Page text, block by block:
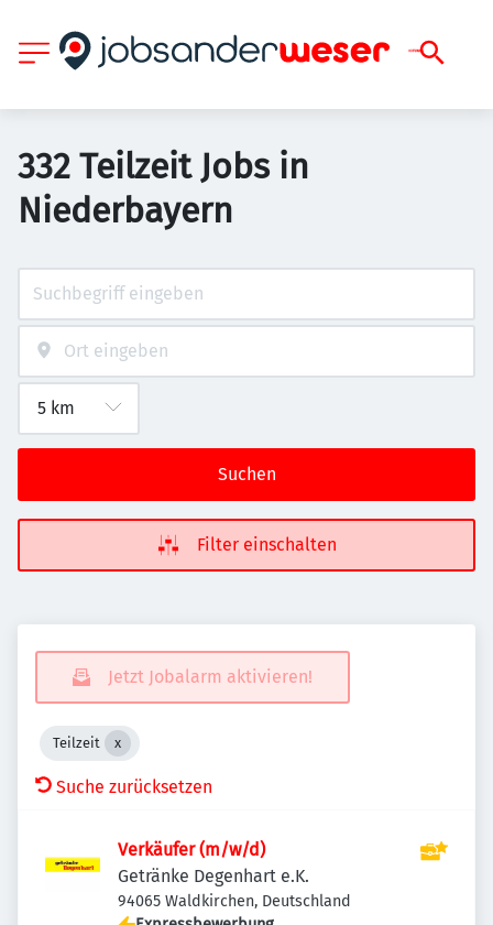
332 Teilzeit Jobs in
Niederbayern
Suchen
Filter einschalten
Jetzt Jobalarm aktivieren!
Teilzeit
Suche zurücksetzen
Verkäufer (m/w/d)
Getränke Degenhart e.K.
94065 Waldkirchen, Deutschland